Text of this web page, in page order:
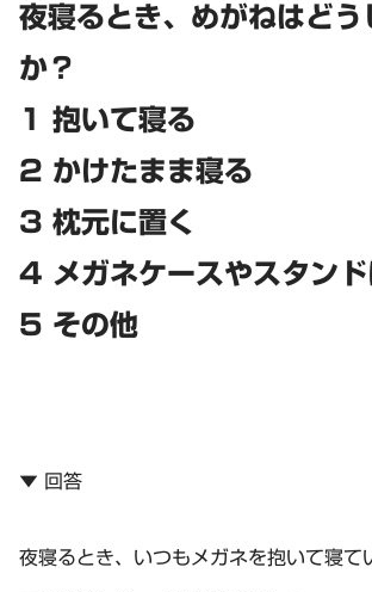
夜寝るとき、めがねはどう
か？
1 抱いて寝る
2 かけたまま寝る
3 枕元に置く
4 メガネケースやスタンド
5 その他
▼ 回答
夜寝るとき、いつもメガネを抱いて寝て